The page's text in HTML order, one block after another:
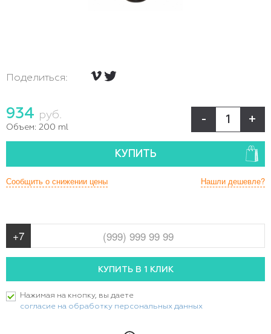
Поделиться:
934 руб.
Объем: 200 ml
- +
КУПИТЬ
Нашли дешевле?
Сообщить о снижении цены
Нажимая на кнопку, вы даете
согласие на обработку персональных данных